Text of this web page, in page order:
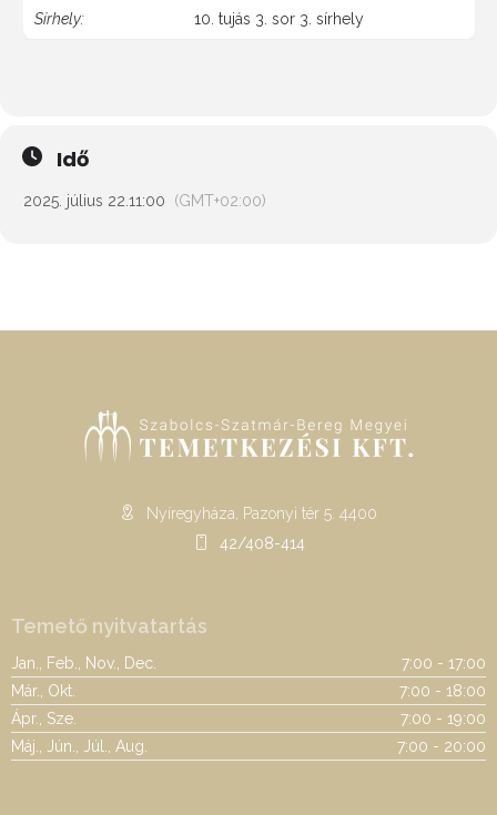
Sírhely: 10. tujás 3. sor 3. sírhely
Idő
2025. július 22. 11:00 (GMT+02:00)
Nyíregyháza, Pazonyi tér 5. 4400
42/408-414
Temető nyitvatartás
Jan., Feb., Nov., Dec.
7:00 - 17:00
Már., Okt.
7:00 - 18:00
Ápr., Sze.
7:00 - 19:00
Máj., Jún., Júl., Aug.
7:00 - 20:00